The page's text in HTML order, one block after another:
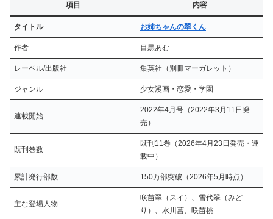
項目 内容
タイトル お姉ちゃんの翠くん
作者 目黒あむ
レーベル/出版社 集英社（別冊マーガレット）
ジャンル 少女漫画・恋愛・学園
連載開始
2022年4月号（2022年3月11日発
売）
既刊巻数
既刊11巻（2026年4月23日発売・連
載中）
累計発行部数 150万部突破（2026年5月時点）
主な登場人物
咲苗翠（スイ）、雪代翠（みど
り）、水川菖、咲苗桃